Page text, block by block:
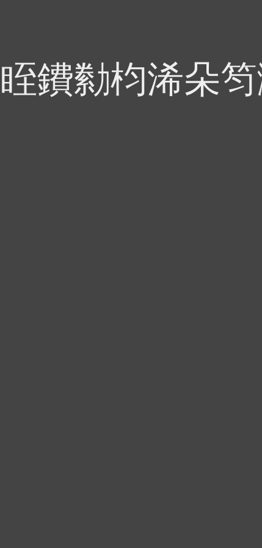
鐨勬枃浠朵